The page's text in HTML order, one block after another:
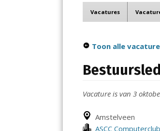
Menu
Vacatures
Toon alle
Vacature is van 3
Amstelveen
ASCC Computerclub